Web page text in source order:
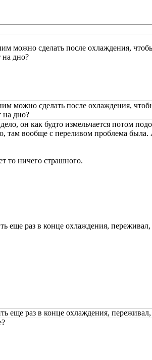
можно сделать после охлаждения,
на дно?
можно сделать после охлаждения,
на дно?
он как будто измельчается потом
там вообще с переливом проблема
то ничего страшного.
еще раз в конце охлаждения, переживал,
еще раз в конце охлаждения, переживал,